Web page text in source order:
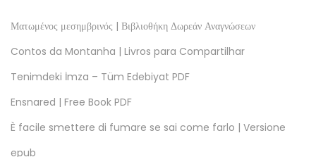
g
–
[
P
Ματωμένος μεσημβρινός | Βιβλιοθήκη Δωρεάν Αναγνώσεων
Contos da Montanha | Livros para Compartilhar
Tenimdeki İmza – Tüm Edebiyat PDF
Ensnared | Free Book PDF
È facile smettere di fumare se sai come farlo | Versione
epub